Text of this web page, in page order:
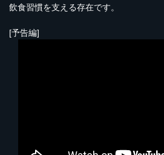
飲食習慣を支える存在です。
[予告編]